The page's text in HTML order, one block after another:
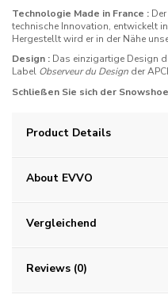
Technologie Made in France :
technische Innovation, entwickelt
Hergestellt wird er in der Nähe
Design : Das einzigartige Design
Label Observeur du Design der
Schließen Sie sich der
Product Details
About EVVO
Vergleichend
Reviews (0)